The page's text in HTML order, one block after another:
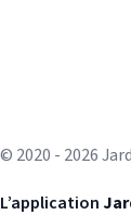
© 2020 - 2026
L’application